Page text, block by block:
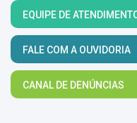
EQUIPE DE
FALE COM A OUVIDORIA
CANAL DE DENÚNCIAS